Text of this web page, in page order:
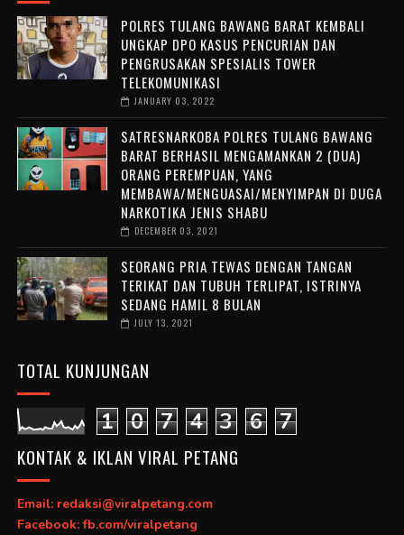
POLRES TULANG BAWANG BARAT KEMBALI
UNGKAP DPO KASUS PENCURIAN DAN
PENGRUSAKAN SPESIALIS TOWER
TELEKOMUNIKASI
JANUARY 03, 2022
SATRESNARKOBA POLRES TULANG BAWANG
BARAT BERHASIL MENGAMANKAN 2 (DUA)
ORANG PEREMPUAN, YANG
MEMBAWA/MENGUASAI/MENYIMPAN DI DUGA
NARKOTIKA JENIS SHABU
DECEMBER 03, 2021
SEORANG PRIA TEWAS DENGAN TANGAN
TERIKAT DAN TUBUH TERLIPAT, ISTRINYA
SEDANG HAMIL 8 BULAN
JULY 13, 2021
TOTAL KUNJUNGAN
1 0 7 4 3 6 7
KONTAK & IKLAN VIRAL PETANG
Email: redaksi@viralpetang.com
Facebook: fb.com/viralpetang